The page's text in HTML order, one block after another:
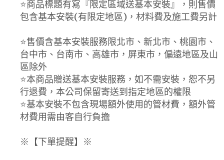
⭐️商品標題有寫『限定區域送基本安裝』，則售價
包含基本安裝(有限定地區)，材料費及施工費另計
⭐️售價含基本安裝服務限北市、新北市、桃園市、
台中市、台南市、高雄市，屏東市，偏遠地區及山
區除外
⭐️本商品贈送基本安裝服務，如不需安裝，恕不另
行退費，本公司保留寄送到指定地區的權限
⭐️基本安裝不包含現場額外使用的管材費，額外管
材費用需由客自行負擔
※【下單提醒】※